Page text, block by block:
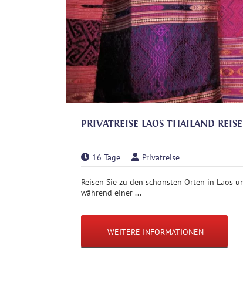
PRIVATREISE LAOS THAILAND REISE
16 Tage Privatreise
Reisen Sie zu den schönsten Orten in Laos
während einer ...
WEITERE INFORMATIONEN